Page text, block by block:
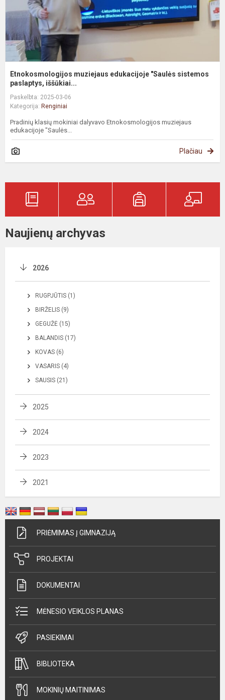
Etnokosmologijos muziejaus edukacijoje "Saulės sistemos
paslaptys, iššūkiai...
Paskelbta: 2025-03-06
Kategorija: Renginiai
Pradinių klasių mokiniai dalyvavo Etnokosmologijos muziejaus
edukacijoje "Saulės...
Plačiau
Naujienų archyvas
2026
RUGPJŪTIS (1)
BIRŽELIS (9)
GEGUŽĖ (15)
BALANDIS (17)
KOVAS (6)
VASARIS (4)
SAUSIS (21)
2025
2024
2023
2021
PRIĖMIMAS Į GIMNAZIJĄ
PROJEKTAI
DOKUMENTAI
MĖNESIO VEIKLOS PLANAS
PASIEKIMAI
BIBLIOTEKA
MOKINIŲ MAITINIMAS